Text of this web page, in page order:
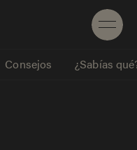
Consejos ¿Sabías